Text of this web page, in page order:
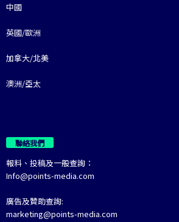
中國
英國/歐洲
加拿大/北美
澳洲/亞太
聯絡我們
報料、投稿及一般查詢：
Info@points-media.com
廣告及贊助查詢:
marketing@points-media.com